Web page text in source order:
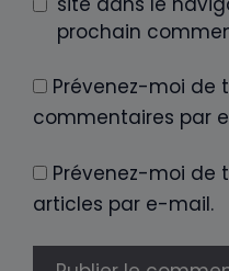
prochain
Prévenez-moi de
commentaires par
Prévenez-moi de
articles par e-mail.